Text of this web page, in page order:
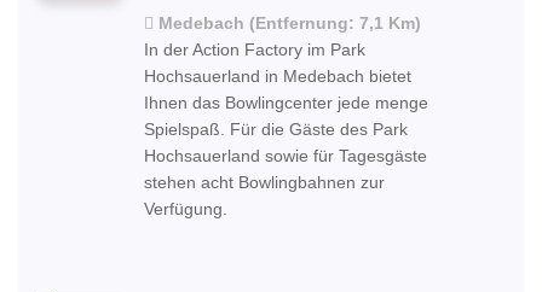
Medebach (Entfernung: 7,1 Km)
In der Action Factory im Park
Hochsauerland in Medebach bietet
Ihnen das Bowlingcenter jede menge
Spielspaß. Für die Gäste des Park
Hochsauerland sowie für Tagesgäste
stehen acht Bowlingbahnen zur
Verfügung.